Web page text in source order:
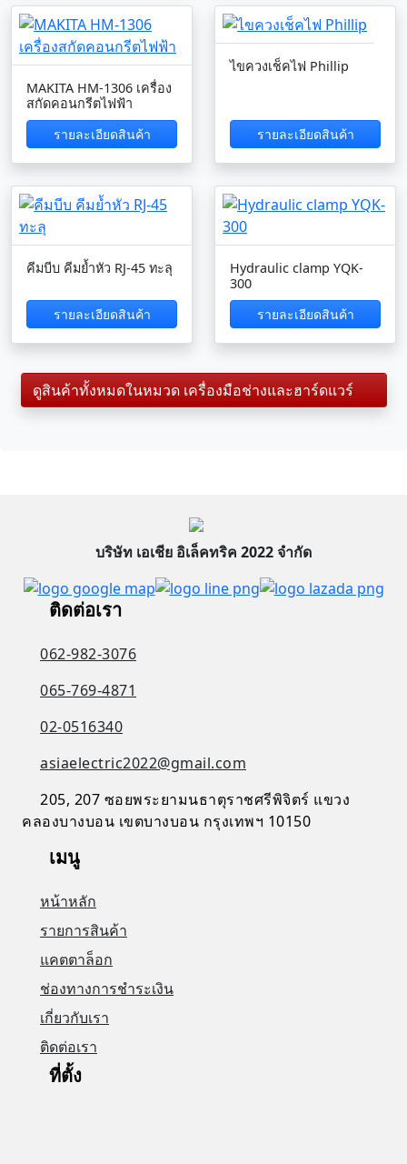
MAKITA HM-1306 เครื่อง
สกัดคอนกรีตไฟฟ้า
รายละเอียดสินค้า
ไขควงเช็คไฟ Phillip
รายละเอียดสินค้า
คีมบีบ คีมย้ำหัว RJ-45 ทะลุ
รายละเอียดสินค้า
Hydraulic clamp YQK-
300
รายละเอียดสินค้า
ดูสินค้าทั้งหมดในหมวด เครื่องมือช่างและฮาร์ดแวร์
บริษัท เอเชีย อิเล็คทริค 2022 จำกัด
ติดต่อเรา
062-982-3076
065-769-4871
02-0516340
asiaelectric2022@gmail.com
205, 207 ซอยพระยามนธาตุราชศรีพิจิตร์ แขวง
คลองบางบอน เขตบางบอน กรุงเทพฯ 10150
เมนู
หน้าหลัก
รายการสินค้า
แคตตาล็อก
ช่องทางการชำระเงิน
เกี่ยวกับเรา
ติดต่อเรา
ที่ตั้ง